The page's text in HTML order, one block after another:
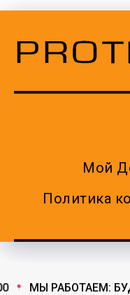
Мой
Политика
МЫ РАБОТАЕМ: